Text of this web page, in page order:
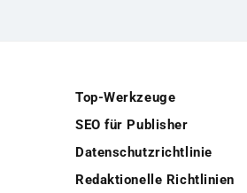
Top-Werkzeuge
SEO für Publisher
Datenschutzrichtlinie
Redaktionelle Richtlinien